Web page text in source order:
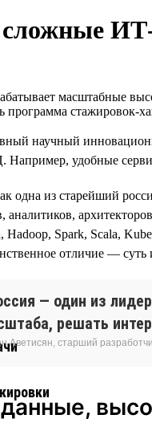
масштабные
программа стажировок-
научный
удобные
одна из старейший
аналитиков,
Hadoop, Spark, Scala,
отличие — суть
— один из
решать
Аветисян, старший